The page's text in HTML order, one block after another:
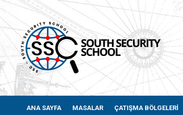
ANA SAYFA MASALAR ÇATIŞMA BÖLGELERİ